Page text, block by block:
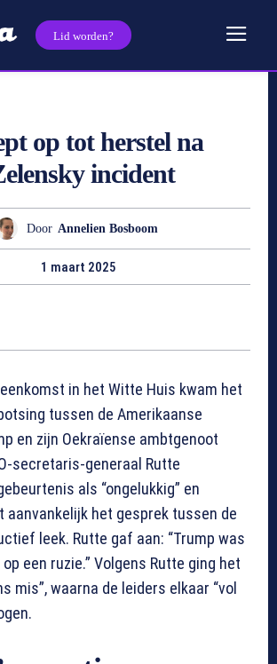
Lid worden?
op tot herstel na
incident
Door Annelien Bosboom
1 maart 2025
in het Witte Huis kwam het
tussen de Amerikaanse
en zijn Oekraïense ambtgenoot
secretaris-generaal Rutte
als “ongelukkig” en
aanvankelijk het gesprek tussen de
leek. Rutte gaf aan: “Trump was
een ruzie.” Volgens Rutte ging het
mis”, waarna de leiders elkaar “vol